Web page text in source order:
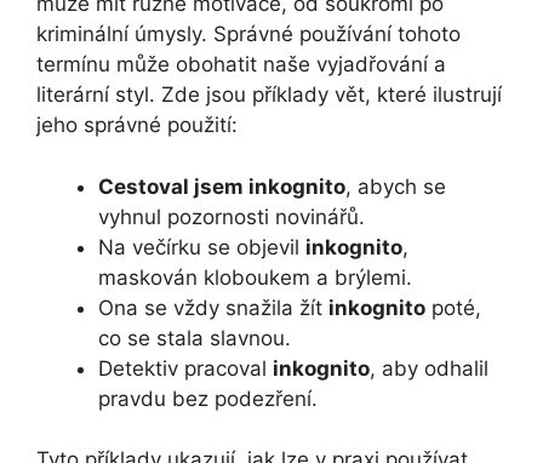
kriminální úmysly. Správné používání tohoto
termínu může obohatit naše vyjadřování a
literární styl. Zde jsou příklady vět, které ilustrují
jeho správné použití:
Cestoval jsem inkognito, abych se
vyhnul pozornosti novinářů.
Na večírku se objevil inkognito,
maskován kloboukem a brýlemi.
Ona se vždy snažila žít inkognito poté,
co se stala slavnou.
Detektiv pracoval inkognito, aby odhalil
pravdu bez podezření.